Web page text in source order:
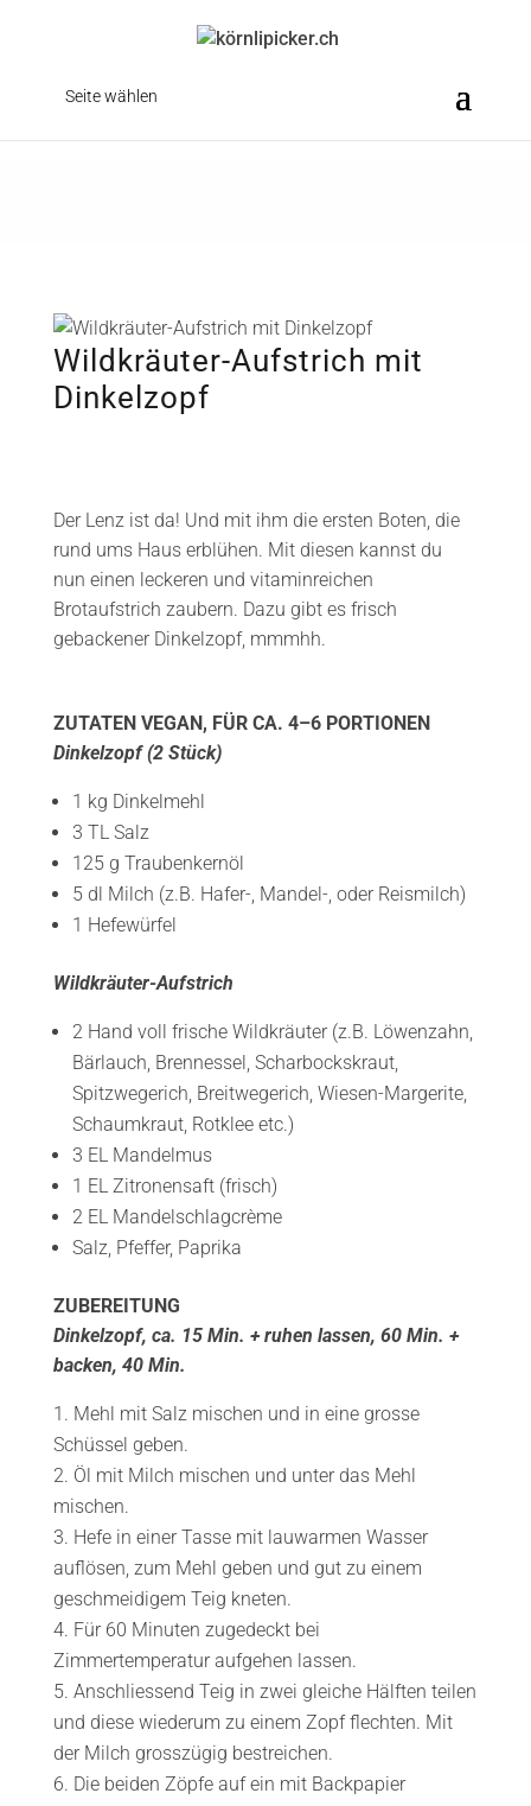
Seite wählen
Wildkräuter-Aufstrich mit
Dinkelzopf
Der Lenz ist da! Und mit ihm die ersten Boten, die
rund ums Haus erblühen. Mit diesen kannst du
nun einen leckeren und vitaminreichen
Brotaufstrich zaubern. Dazu gibt es frisch
gebackener Dinkelzopf, mmmhh.
ZUTATEN VEGAN, FÜR CA. 4–6 PORTIONEN
Dinkelzopf (2 Stück)
1 kg Dinkelmehl
3 TL Salz
125 g Traubenkernöl
5 dl Milch (z.B. Hafer-, Mandel-, oder Reismilch)
1 Hefewürfel
Wildkräuter-Aufstrich
2 Hand voll frische Wildkräuter (z.B. Löwenzahn,
Bärlauch, Brennessel, Scharbockskraut,
Spitzwegerich, Breitwegerich, Wiesen-Margerite,
Schaumkraut, Rotklee etc.)
3 EL Mandelmus
1 EL Zitronensaft (frisch)
2 EL Mandelschlagcrème
Salz, Pfeffer, Paprika
ZUBEREITUNG
Dinkelzopf, ca. 15 Min. + ruhen lassen, 60 Min. +
backen, 40 Min.
Mehl mit Salz mischen und in eine grosse
Schüssel geben.
Öl mit Milch mischen und unter das Mehl
mischen.
Hefe in einer Tasse mit lauwarmen Wasser
auflösen, zum Mehl geben und gut zu einem
geschmeidigem Teig kneten.
Für 60 Minuten zugedeckt bei
Zimmertemperatur aufgehen lassen.
Anschliessend Teig in zwei gleiche Hälften teilen
und diese wiederum zu einem Zopf flechten. Mit
der Milch grosszügig bestreichen.
Die beiden Zöpfe auf ein mit Backpapier